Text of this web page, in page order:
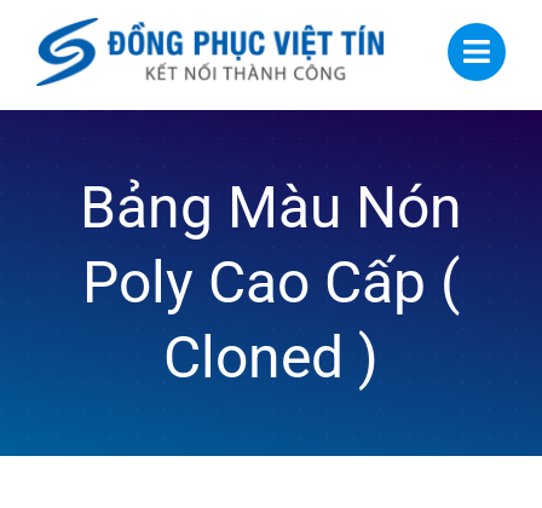
content
Bảng Màu Nón
Poly Cao Cấp (
Cloned )